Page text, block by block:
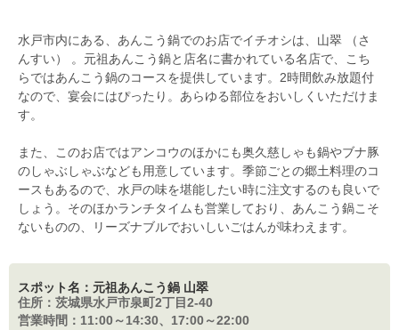
水戸市内にある、あんこう鍋でのお店でイチオシは、山翠 （さ
んすい） 。元祖あんこう鍋と店名に書かれている名店で、こち
らではあんこう鍋のコースを提供しています。2時間飲み放題付
なので、宴会にはぴったり。あらゆる部位をおいしくいただけま
す。
また、このお店ではアンコウのほかにも奥久慈しゃも鍋やブナ豚
のしゃぶしゃぶなども用意しています。季節ごとの郷土料理のコ
ースもあるので、水戸の味を堪能したい時に注文するのも良いで
しょう。そのほかランチタイムも営業しており、あんこう鍋こそ
ないものの、リーズナブルでおいしいごはんが味わえます。
スポット名：元祖あんこう鍋 山翠
住所： 茨城県水戸市泉町2丁目2-40
営業時間： 11:00～14:30、17:00～22:00